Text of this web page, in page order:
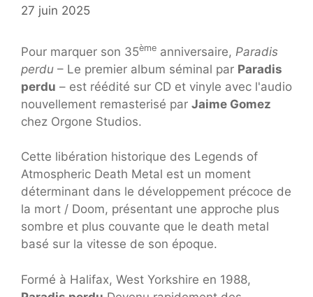
27 juin 2025
Pour marquer son 35ème anniversaire, Paradis
perdu – Le premier album séminal par Paradis
perdu – est réédité sur CD et vinyle avec l'audio
nouvellement remasterisé par Jaime Gomez
chez Orgone Studios.
Cette libération historique des Legends of
Atmospheric Death Metal est un moment
déterminant dans le développement précoce de
la mort / Doom, présentant une approche plus
sombre et plus couvante que le death metal
basé sur la vitesse de son époque.
Formé à Halifax, West Yorkshire en 1988,